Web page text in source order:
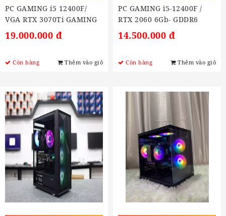
PC GAMING i5 12400F/
VGA RTX 3070Ti GAMING
8G
19.000.000 đ
Còn hàng Thêm vào giỏ
PC GAMING i5-12400F /
RTX 2060 6Gb- GDDR6
14.500.000 đ
Còn hàng Thêm vào giỏ